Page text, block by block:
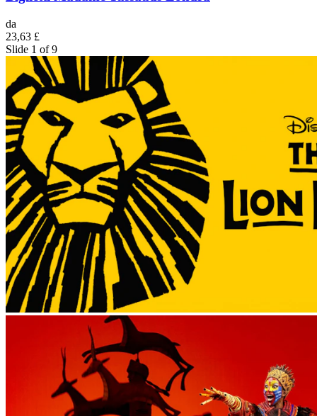
da
23,63 £
Slide 1 of 9